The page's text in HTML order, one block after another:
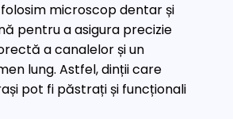
microscop dentar și
pentru a asigura precizie
a canalelor și un
lung. Astfel, dinții care
pot fi păstrați și funcționali